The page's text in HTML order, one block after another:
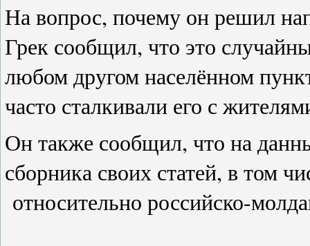
На вопрос, почему он решил
Грек сообщил, что это
любом другом населённом
часто сталкивали его с
Он также сообщил, что на
сборника своих статей, в том
относительно российско-